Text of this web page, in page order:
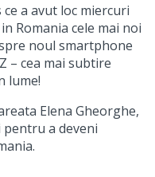
a avut loc miercuri
Romania cele mai noi
noul smartphone
– cea mai subtire
lume!
Elena Gheorghe,
a deveni